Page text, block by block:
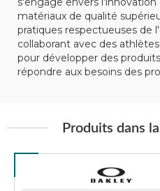
matériaux de qualité
pratiques respectueuses de
collaborant avec des
pour développer des
répondre aux besoins des
Produits dans